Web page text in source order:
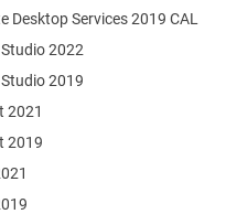
Desktop Services 2019 CAL
2022
2019
2021
2019